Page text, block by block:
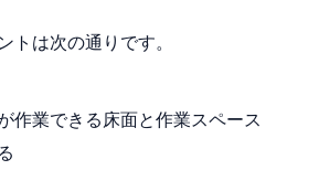
トは次の通りです。
作業できる床面と作業スペース